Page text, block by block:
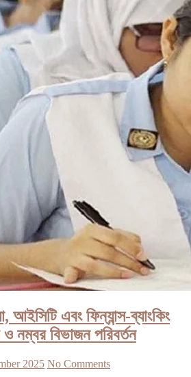
এবং ফিন্যান্স-ব্যাংকিং
নম্বর বিভাজন পরিবর্তন
2025 No Comments